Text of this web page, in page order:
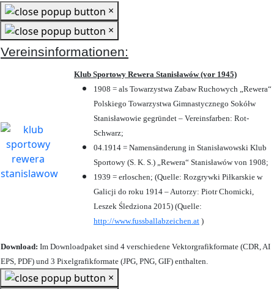
×
×
Vereinsinformationen:
Klub Sportowy Rewera Stanisławów (vor 1945)
1908 = als Towarzystwa Zabaw Ruchowych „Rewera“
Polskiego Towarzystwa Gimnastycznego Sokółw
Stanisławowie gegründet – Vereinsfarben: Rot-
Schwarz;
04.1914 = Namensänderung in Stanisławowski Klub
Sportowy (S. K. S.) „Rewera“ Stanisławów von 1908;
1939 = erloschen; (Quelle: Rozgrywki Piłkarskie w
Galicji do roku 1914 – Autorzy: Piotr Chomicki,
Leszek Śledziona 2015) (Quelle:
http://www.fussballabzeichen.at )
Download: Im Downloadpaket sind 4 verschiedene Vektorgrafikformate (CDR, AI
EPS, PDF) und 3 Pixelgrafikformate (JPG, PNG, GIF) enthalten.
×